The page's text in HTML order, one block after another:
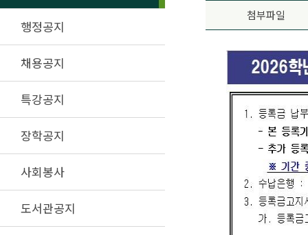
행정공지
채용공지
특강공지
장학공지
사회봉사
도서관공지
첨부파일